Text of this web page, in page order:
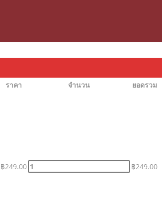
ราคา จำนวน ยอดรวม
฿249.00 ฿249.00